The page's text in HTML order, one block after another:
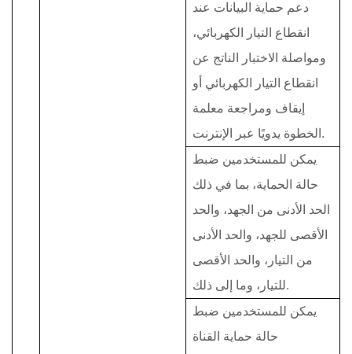
دعم حماية البيانات عند
انقطاع التيار الكهربائي،
ومواصلة الاختبار الناتج عن
انقطاع التيار الكهربائي أو
إيقاف ومراجعة معلمة
الخطوة يدويًا عبر الإنترنت.
يمكن للمستخدمين ضبط
حالة الحماية، بما في ذلك
الحد الأدنى من الجهد، والحد
الأقصى للجهد، والحد الأدنى
من التيار، والحد الأقصى
للتيار، وما إلى ذلك.
يمكن للمستخدمين ضبط
حالة حماية القناة